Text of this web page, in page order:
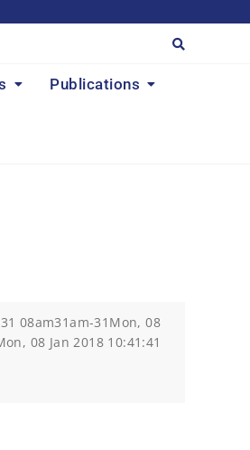
Publications
08am31am-31Mon, 08
08 Jan 2018 10:41:41